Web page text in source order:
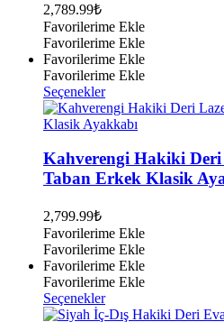
seçilebilir
2,789.99₺
Favorilerime Ekle
Favorilerime Ekle
Favorilerime Ekle
Favorilerime Ekle
SeçeneklerBu
ürünün
birden
varyasyonu
var.
Seçenekler
seçilebilir
Kahverengi Hakiki Deri
Taban Erkek Klasik
2,799.99₺
Favorilerime Ekle
Favorilerime Ekle
Favorilerime Ekle
Favorilerime Ekle
SeçeneklerBu
ürünün